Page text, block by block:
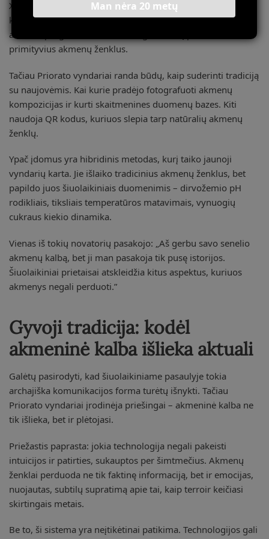
XXI amžius atnešė naujų iššūkių šiai senovinei
komunikacijos sistemai. GPS navigacija, dronai, dirvožemio
analizės programos – visa tai, regis, turėtų pakeisti
primityvius akmenų ženklus.
Tačiau Priorato vyndariai randa būdų, kaip suderinti tradiciją
su naujovėmis. Kai kurie pradėjo fotografuoti akmenų
kompozicijas ir kurti skaitmenines duomenų bazes. Kiti
naudoja QR kodus, kuriuos slepia tarp natūralių akmenų
ženklų.
Ypač įdomus yra hibridinis metodas, kurį taiko jaunoji
vyndarių karta. Jie išlaiko tradicinius akmenų ženklus, bet
papildo juos šiuolaikiniais duomenimis – dirvožemio pH
rodikliais, tiksliais temperatūros matavimais, vynuogių
cukraus kiekio dinamika.
Vienas iš tokių novatorių pasakojo: „Aš gerbu savo senelio
akmenų kalbą, bet ji man pasakoja tik pusę istorijos.
Šiuolaikiniai prietaisai atskleidžia kitus aspektus, kuriuos
akmenys negali perduoti.”
Gyvoji tradicija: kodėl
akmeninė kalba išlieka aktuali
Galėtų pasirodyti, kad šiuolaikiniame pasaulyje tokia
archajiška komunikacijos forma turėtų išnykti. Tačiau
Priorato vyndariai įrodinėja priešingai – akmeninė kalba ne
tik išlieka, bet ir plėtojasi.
Priežastis paprasta: jokia technologija negali pakeisti
intuicijos ir patirties, sukauptos per šimtmečius. Akmenų
ženklai perduoda ne tik faktinę informaciją, bet ir emocijas,
nuojautas, subtilų supratimą apie tai, kaip terroir keičiasi
skirtingais metais.
Be to, ši sistema yra neįtikėtinai patikima. Technologijos gali
Man nėra 20 metų